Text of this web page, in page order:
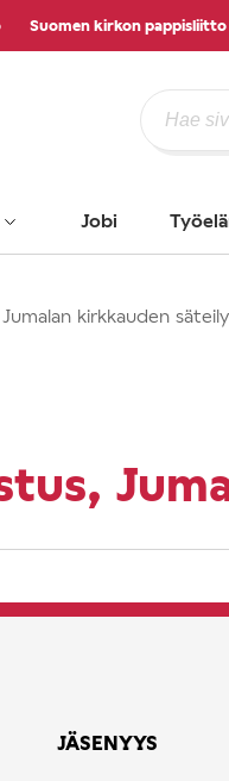
Suomen kirkon pappisliitto
Jobi
kirkkauden säteily
JÄSENYYS